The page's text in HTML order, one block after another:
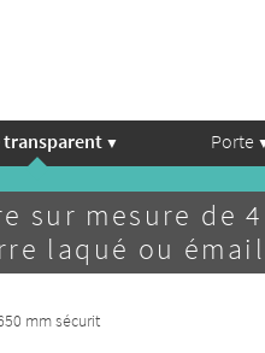
transparent Porte
sur mesure de
laqué ou
mm sécurit